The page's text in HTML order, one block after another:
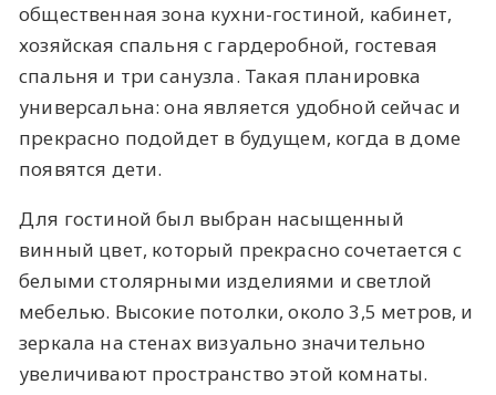
общественная зона кухни-гостиной, кабинет,
хозяйская спальня с гардеробной, гостевая
спальня и три санузла. Такая планировка
универсальна: она является удобной сейчас и
прекрасно подойдет в будущем, когда в доме
появятся дети.
Для гостиной был выбран насыщенный
винный цвет, который прекрасно сочетается с
белыми столярными изделиями и светлой
мебелью. Высокие потолки, около 3,5 метров, и
зеркала на стенах визуально значительно
увеличивают пространство этой комнаты.